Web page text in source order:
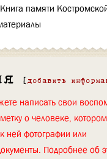
Книга памяти
[ добавить
написать свои
о человеке,
ней фотографии или
Подробнее об